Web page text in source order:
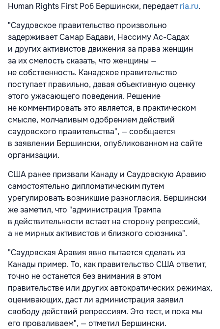
Human Rights First Роб Бершински, передаетria.ru.
"Саудовское правительство произвольно
задерживает Самар Бадави, Нассиму Ас-Садах
и других активистов движения за права женщин
за их смелость сказать, что женщины —
не собственность. Канадское правительство
поступает правильно, давая объективную оценку
этого ужасающего поведения. Решение
не комментировать это является, в практическом
смысле, молчаливым одобрением действий
саудовского правительства", — сообщается
в заявлении Бершински, опубликованном на сайте
организации.
США ранее призвали Канаду и Саудовскую Аравию
самостоятельно дипломатическим путем
урегулировать возникшие разногласия. Бершински
же заметил, что "администрация Трампа
в действительности встает на сторону репрессий,
а не мирных активистов и близкого союзника".
"Саудовская Аравия явно пытается сделать из
Канады пример. То, как правительство США ответит,
точно не останется без внимания в этом
правительстве или других автократических режимах,
оценивающих, даст ли администрация заявил
свободу действий репрессиям. Это тест, и пока мы
его проваливаем", — отметил Бершински.